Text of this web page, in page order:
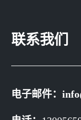
联系我们
电子邮件：